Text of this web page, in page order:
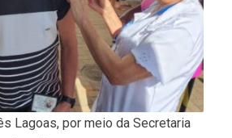
Lagoas, por meio da Secretaria